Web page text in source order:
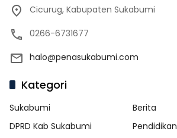
Cicurug, Kabupaten Sukabumi
0266-6731677
halo@penasukabumi.com
Kategori
Sukabumi
Berita
DPRD Kab Sukabumi
Pendidikan